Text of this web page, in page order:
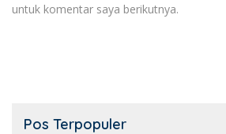
untuk komentar saya berikutnya.
Pos Terpopuler